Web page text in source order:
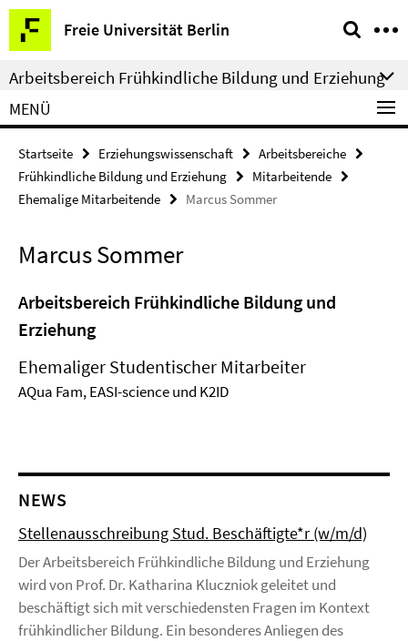
Springe
direkt
zu
Inhalt
Freie Universität Berlin
Service-
Navigation
Arbeitsbereich Frühkindliche Bildung und Erziehung
MENÜ
Startseite Erziehungswissenschaft
Arbeitsbereiche
Frühkindliche Bildung und Erziehung
Mitarbeitende
Ehemalige Mitarbeitende
Marcus Sommer
Marcus Sommer
Arbeitsbereich Frühkindliche Bildung und
Erziehung
Ehemaliger Studentischer Mitarbeiter
AQua Fam, EASI-science und K2ID
NEWS
Stellenausschreibung Stud. Beschäftigte*r (w/m/d)
Der Arbeitsbereich Frühkindliche Bildung und Erziehung
wird von Prof. Dr. Katharina Kluczniok geleitet und
beschäftigt sich mit verschiedensten Fragen im Kontext
frühkindlicher Bildung. Ein besonderes Anliegen des